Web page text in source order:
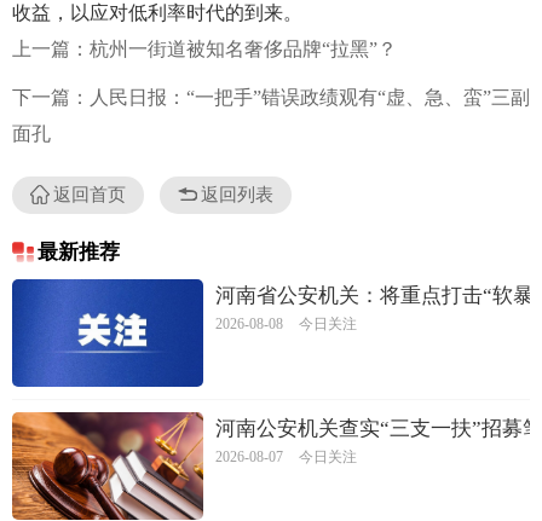
收益，以应对低利率时代的到来。
上一篇：杭州一街道被知名奢侈品牌“拉黑”？
下一篇：人民日报：“一把手”错误政绩观有“虚、急、蛮”三副
面孔
返回首页 返回列表
最新推荐
河南省公安机关：将重点打击“软
2026-08-08 今日关注
河南公安机关查实“三支一扶”招募
2026-08-07 今日关注